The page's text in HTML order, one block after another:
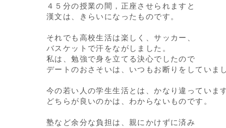
４５分の授業の間，正座させられますと
漢文は、きらいになったものです。
それでも高校生活は楽しく、サッカー、
バスケットで汗をながしました。
私は、勉強で身を立てる決心でしたので
デートのおさそいは、いつもお断りをしていま
今の若い人の学生生活とは、かなり違っていま
どちらが良いのかは、わからないものです。
塾など余分な負担は、親にかけずに済み